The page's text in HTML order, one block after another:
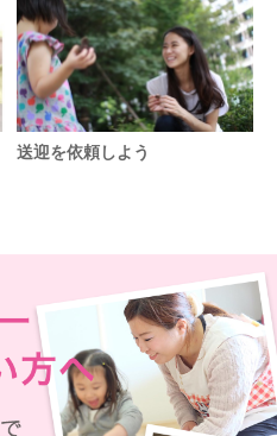
送迎を依頼しよう